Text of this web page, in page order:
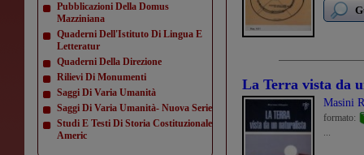
Pubblicazioni Della Domus
Mazziniana
Quaderni Dell'Istituto Di Lingua E
Letteratur
Quaderni Della Direzione
Rilievi Di Monumenti
Saggi Di Varia Umanità
Saggi Di Varia Umanità- Nuova Serie
Studi E Testi Di Storia Costituzionale
Americ
La Terra vista da
Masini
formato:
...